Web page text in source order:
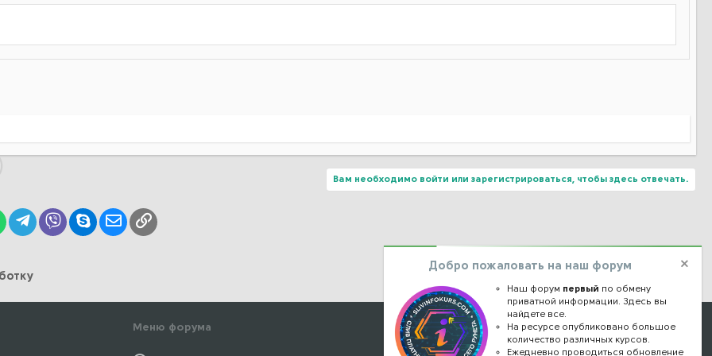
Вам необходимо войти или зарегистрироваться, чтобы здесь отвечать.
WhatsAppTelegram
Viber SkypeЭлектронная почта
Ссылка
Меню форума Наши контакты
Добро пожаловать на наш форум
Наш форум первый по обмену
приватной информации. Здесь вы
найдете все.
На ресурсе опубликовано большое
количество различных курсов.
Ежедневно проводиться обновление